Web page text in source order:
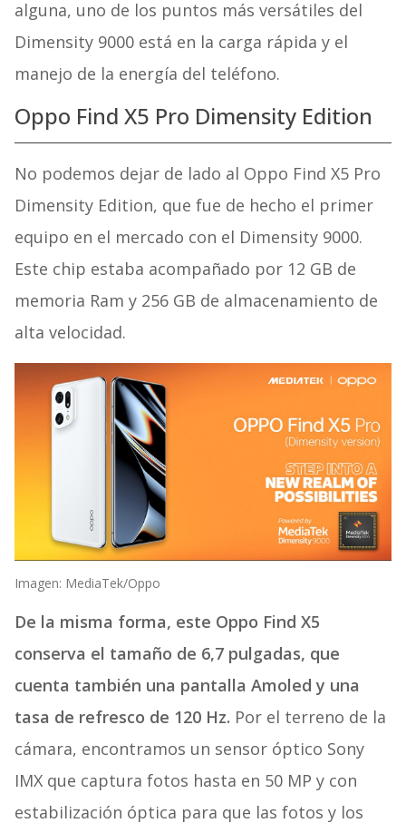
alguna, uno de los puntos más versátiles del
Dimensity 9000 está en la carga rápida y el
manejo de la energía del teléfono.
Oppo Find X5 Pro Dimensity Edition
No podemos dejar de lado al Oppo Find X5 Pro
Dimensity Edition, que fue de hecho el primer
equipo en el mercado con el Dimensity 9000.
Este chip estaba acompañado por 12 GB de
memoria Ram y 256 GB de almacenamiento de
alta velocidad.
Imagen: MediaTek/Oppo
De la misma forma, este Oppo Find X5
conserva el tamaño de 6,7 pulgadas, que
cuenta también una pantalla Amoled y una
tasa de refresco de 120 Hz. Por el terreno de la
cámara, encontramos un sensor óptico Sony
IMX que captura fotos hasta en 50 MP y con
estabilización óptica para que las fotos y los